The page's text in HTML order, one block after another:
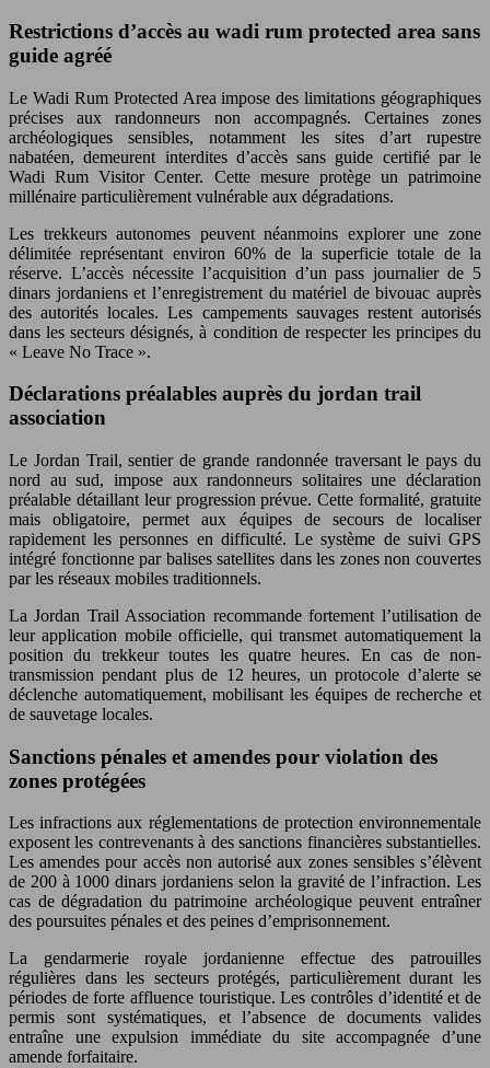
Restrictions d’accès au wadi rum protected area sans
guide agréé
Le Wadi Rum Protected Area impose des limitations géographiques
précises aux randonneurs non accompagnés. Certaines zones
archéologiques sensibles, notamment les sites d’art rupestre
nabatéen, demeurent interdites d’accès sans guide certifié par le
Wadi Rum Visitor Center. Cette mesure protège un patrimoine
millénaire particulièrement vulnérable aux dégradations.
Les trekkeurs autonomes peuvent néanmoins explorer une zone
délimitée représentant environ 60% de la superficie totale de la
réserve. L’accès nécessite l’acquisition d’un pass journalier de 5
dinars jordaniens et l’enregistrement du matériel de bivouac auprès
des autorités locales. Les campements sauvages restent autorisés
dans les secteurs désignés, à condition de respecter les principes du
« Leave No Trace ».
Déclarations préalables auprès du jordan trail
association
Le Jordan Trail, sentier de grande randonnée traversant le pays du
nord au sud, impose aux randonneurs solitaires une déclaration
préalable détaillant leur progression prévue. Cette formalité, gratuite
mais obligatoire, permet aux équipes de secours de localiser
rapidement les personnes en difficulté. Le système de suivi GPS
intégré fonctionne par balises satellites dans les zones non couvertes
par les réseaux mobiles traditionnels.
La Jordan Trail Association recommande fortement l’utilisation de
leur application mobile officielle, qui transmet automatiquement la
position du trekkeur toutes les quatre heures. En cas de non-
transmission pendant plus de 12 heures, un protocole d’alerte se
déclenche automatiquement, mobilisant les équipes de recherche et
de sauvetage locales.
Sanctions pénales et amendes pour violation des
zones protégées
Les infractions aux réglementations de protection environnementale
exposent les contrevenants à des sanctions financières substantielles.
Les amendes pour accès non autorisé aux zones sensibles s’élèvent
de 200 à 1000 dinars jordaniens selon la gravité de l’infraction. Les
cas de dégradation du patrimoine archéologique peuvent entraîner
des poursuites pénales et des peines d’emprisonnement.
La gendarmerie royale jordanienne effectue des patrouilles
régulières dans les secteurs protégés, particulièrement durant les
périodes de forte affluence touristique. Les contrôles d’identité et de
permis sont systématiques, et l’absence de documents valides
entraîne une expulsion immédiate du site accompagnée d’une
amende forfaitaire.